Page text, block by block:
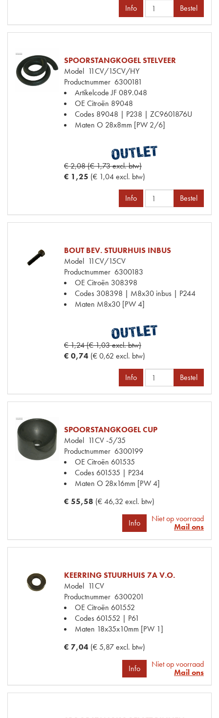
Info Bestel
SPOORSTANGKOGEL STELVEER
Model 11CV/15CV/HY
Productnummer 6300181
Artikelcode JF089.048
OE Citroën 89048
Codes 89048 | P238 | ZC9601876U
Maten O 28x8mm [PW 2/6]
€ 2,08 (€ 1,73 excl. btw)
€ 1,25 (€ 1,04 excl. btw)
Info Bestel
BOUT BEV. STUURHUIS INBUS
Model 11CV/15CV
Productnummer 6300183
OE Citroën 308398
Codes 308398 | M8x30 inbus | P244
Maten M8x30 [PW 4]
€ 1,24 (€ 1,03 excl. btw)
€ 0,74 (€ 0,62 excl. btw)
Info Bestel
SPOORSTANGKOGEL CUP
Model 11CV -5/35
Productnummer 6300199
OE Citroën 601535
Codes 601535 | P234
Maten O 28x16mm [PW 4]
€ 55,58 (€ 46,32 excl. btw)
Info
Niet op voorraad
Mail ons
KEERRING STUURHUIS 7A V.O.
Model 11CV
Productnummer 6300201
OE Citroën 601552
Codes 601552 | P61
Maten 18x35x10mm [PW 1]
€ 7,04 (€ 5,87 excl. btw)
Info
Niet op voorraad
Mail ons